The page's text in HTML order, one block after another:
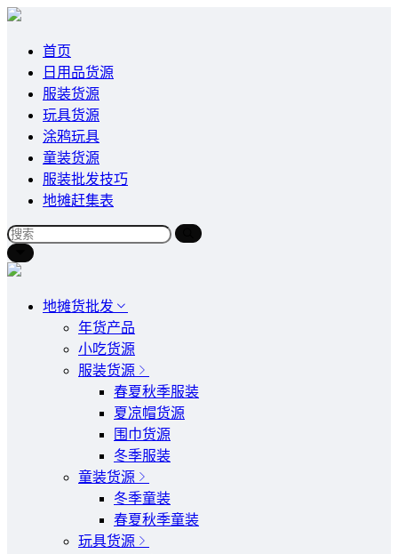
首页
日用品货源
服装货源
玩具货源
涂鸦玩具
童装货源
服装批发技巧
地摊赶集表
地摊货批发
年货产品
小吃货源
服装货源
春夏秋季服装
夏凉帽货源
围巾货源
冬季服装
童装货源
冬季童装
春夏秋季童装
玩具货源